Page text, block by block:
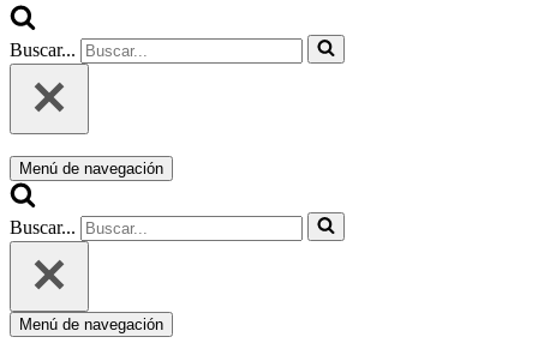
Buscar...
Menú de navegación
Buscar...
Menú de navegación